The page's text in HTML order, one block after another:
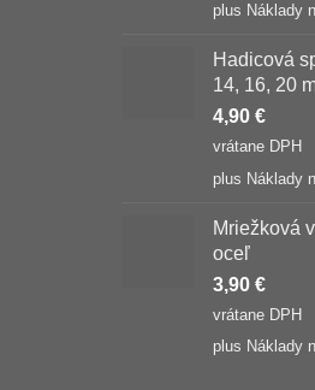
plus Náklady
Hadicová
14, 16, 20
4,90 €
vrátane DPH
plus Náklady
Mriežková
oceľ
3,90 €
vrátane DPH
plus Náklady